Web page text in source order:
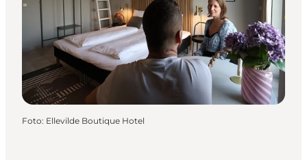
Foto: Ellevilde Boutique Hotel